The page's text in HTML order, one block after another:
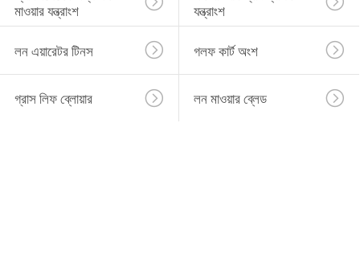
মাওয়ার যন্ত্রাংশ
যন্ত্রাংশ
লন এয়ারেটর টিনস গলফ কার্ট অংশ
গ্রাস লিফ ব্লোয়ার লন মাওয়ার ব্লেড